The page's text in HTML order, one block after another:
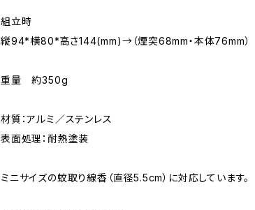
組立時
縦94*横80*高さ144(mm)→（煙突68mm・本体76mm）
重量 約350g
材質：アルミ／ステンレス
表面処理：耐熱塗装
ミニサイズの蚊取り線香（直径5.5cm）に対応しています。